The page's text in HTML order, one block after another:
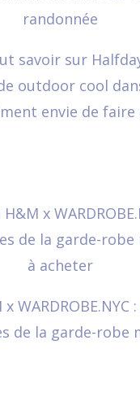
savoir sur
outdoor cool
envie de faire
WARDROBE.NYC
de la garde-robe